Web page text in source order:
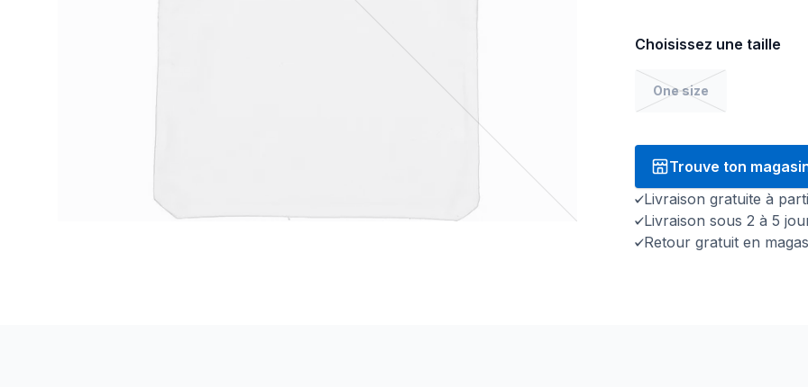
Choisissez une taille
One size
Trouve ton
Livraison gratuite à
Livraison sous 2 à 5
Retour gratuit en